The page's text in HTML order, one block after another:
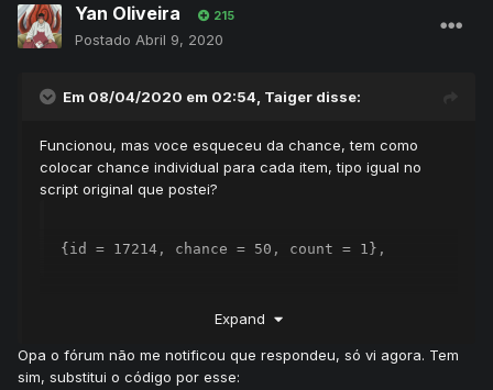
Yan Oliveira 215
Postado Abril 9, 2020
Em 08/04/2020 em 02:54, Taiger disse:
Funcionou, mas voce esqueceu da chance, tem como
colocar chance individual para cada item, tipo igual no
script original que postei?
{id = 17214, chance = 50, count = 1},
Expand
Opa o fórum não me notificou que respondeu, só vi agora. Tem
sim, substitui o código por esse: